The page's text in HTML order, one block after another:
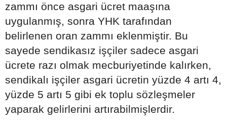
zammı önce asgari ücret maaşına
uygulanmış, sonra YHK tarafından
belirlenen oran zammı eklenmiştir. Bu
sayede sendikasız işçiler sadece asgari
ücrete razı olmak mecburiyetinde kalırken,
sendikalı işçiler asgari ücretin yüzde 4 artı 4,
yüzde 5 artı 5 gibi ek toplu sözleşmeler
yaparak gelirlerini artırabilmişlerdir.